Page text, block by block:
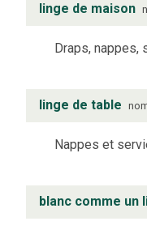
linge de maison
Draps, nappes,
linge de table
Nappes et
blanc comme un